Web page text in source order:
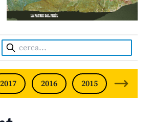
• INDEPENDENT FRIULIAN
Cerca:
2017 2016 2015 2014